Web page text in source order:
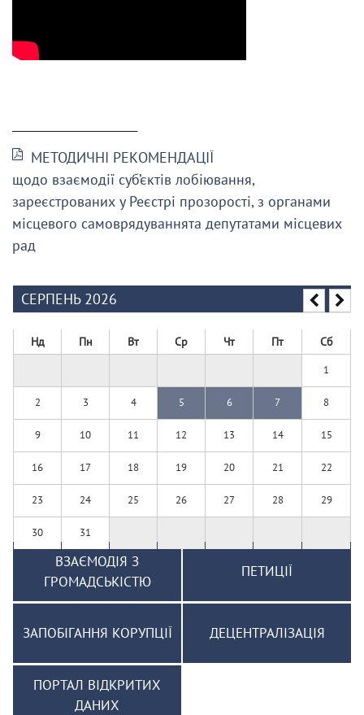
МЕТОДИЧНІ РЕКОМЕНДАЦІЇ
щодо взаємодії суб’єктів лобіювання,
зареєстрованих у Реєстрі прозорості, з органами
місцевого самоврядуваннята депутатами місцевих
рад
СЕРПЕНЬ 2026
Нд Пн Вт Ср Чт Пт Сб
1
2 3 4 5 6 7 8
9 10 11 12 13 14 15
16 17 18 19 20 21 22
23 24 25 26 27 28 29
30 31
ВЗАЄМОДІЯ З
ГРОМАДСЬКІСТЮ
ПЕТИЦІЇ
ЗАПОБІГАННЯ КОРУПЦІЇ ДЕЦЕНТРАЛІЗАЦІЯ
ПОРТАЛ ВІДКРИТИХ
ДАНИХ